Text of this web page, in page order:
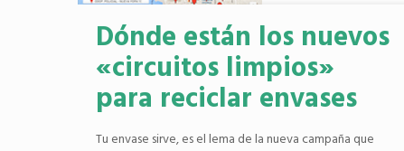
Dónde están los nuevos
«circuitos limpios»
para reciclar envases
Tu envase sirve, es el lema de la nueva campaña que